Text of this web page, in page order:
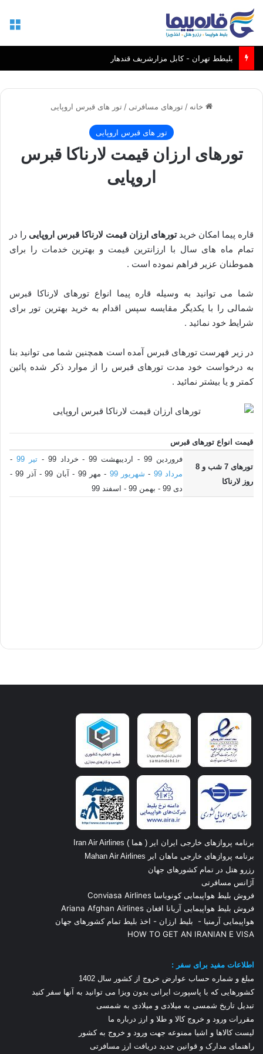
بلیطط تهران - کابل مزارشریف قندهار
خانه / تورهای مسافرتی / تور های قبرس اروپایی
تور های قبرس اروپایی
تورهای ارزان قیمت لارناکا قبرس
اروپایی
قاره پیما امکان خریدتورهای ارزان قیمت لارناکا قبرس اروپایی را در
تمام ماه های سال با ارزانترین قیمت و بهترین خدمات را برای
هموطنان عزیر فراهم نموده است .
شما می توانید به وسیله قاره پیما انواع تورهای لارناکا قبرس
شمالی را با یکدیگر مقایسه سپس اقدام به خرید بهترین تور برای
شرایط خود نمائید .
در زیر فهرست تورهای قبرس آمده است همچنین شما می توانید بنا
به درخواست خود مدت تورهای قبرس را از موارد ذکر شده پائین
کمتر و یا بیشتر نمائید .
قیمت انواع تورهای قبرس
تورهای 7 شب و 8
روز لارناکا
فروردین 99 - اردیبهشت 99 - خرداد 99 - تیر 99
-
مرداد 99
- شهریور 99
- مهر 99 - آبان 99 - آذر 99 -
دی 99 - بهمن 99 - اسفند 99
برنامه پروازهای خارجی ایران ایر ( هما ) Iran Air Airlines
برنامه پروازهای خارجی ماهان ایر Mahan Air Airlines
رزرو هتل در تمام کشورهای جهان
آژانس مسافرتی
فروش بلیط هواپیمایی کونویاسا Conviasa Airlines
فروش بلیط هواپیمایی آریانا افغان Ariana Afghan Airlines
هواپیمایی آرمنیا - بلیط ارزان - اخذ بلیط تمام کشورهای جهان
HOW TO GET AN IRANIAN E VISA
اطلاعات مفید برای سفر :
مبلغ و شماره حساب عوارض خروج از کشور سال 1 402
کشورهایی که با پاسپورت ایرانی بدون ویزا می توانید به آنها سفر کنید
تبدیل تاریخ شمسی به میلادی و میلادی به شمسی
مقررات ورود و خروج کالا و طلا و ارز درباره ما
لیست کالاها و اشیا ممنوعه جهت ورود و خروج به کشور
راهنمای مدارک و قوانین جدید دریافت ارز مسافرتی